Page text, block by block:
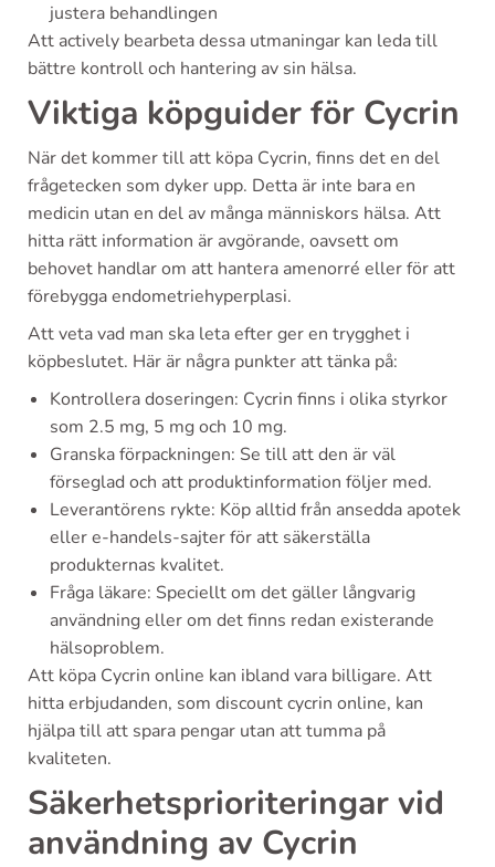
justera behandlingen
Att actively bearbeta dessa utmaningar kan leda till
bättre kontroll och hantering av sin hälsa.
Viktiga köpguider för Cycrin
När det kommer till att köpa Cycrin, finns det en del
frågetecken som dyker upp. Detta är inte bara en
medicin utan en del av många människors hälsa. Att
hitta rätt information är avgörande, oavsett om
behovet handlar om att hantera amenorré eller för att
förebygga endometriehyperplasi.
Att veta vad man ska leta efter ger en trygghet i
köpbeslutet. Här är några punkter att tänka på:
Kontrollera doseringen: Cycrin finns i olika styrkor
som 2.5 mg, 5 mg och 10 mg.
Granska förpackningen: Se till att den är väl
förseglad och att produktinformation följer med.
Leverantörens rykte: Köp alltid från ansedda apotek
eller e-handels-sajter för att säkerställa
produkternas kvalitet.
Fråga läkare: Speciellt om det gäller långvarig
användning eller om det finns redan existerande
hälsoproblem.
Att köpa Cycrin online kan ibland vara billigare. Att
hitta erbjudanden, som discount cycrin online, kan
hjälpa till att spara pengar utan att tumma på
kvaliteten.
Säkerhetsprioriteringar vid
användning av Cycrin